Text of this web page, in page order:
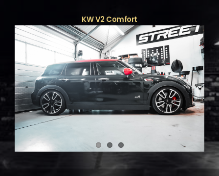
KW V2 Comfort